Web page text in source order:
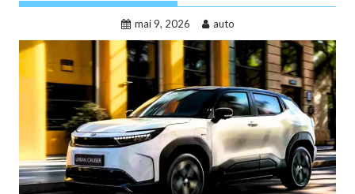
mai 9, 2026 auto